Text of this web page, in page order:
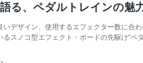
る、ペダルトレインの魅
いデザイン、使用するエフェクター数に合
るスノコ型エフェクト・ボードの先駆け“